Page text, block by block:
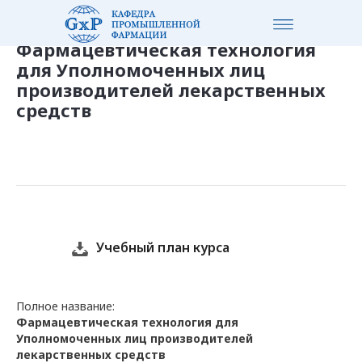
Фармацевтическая технология
для Уполномоченных лиц
производителей лекарственных
средств
Учебный план курса
Полное название:
Фармацевтическая технология для
Уполномоченных лиц производителей
лекарственных средств